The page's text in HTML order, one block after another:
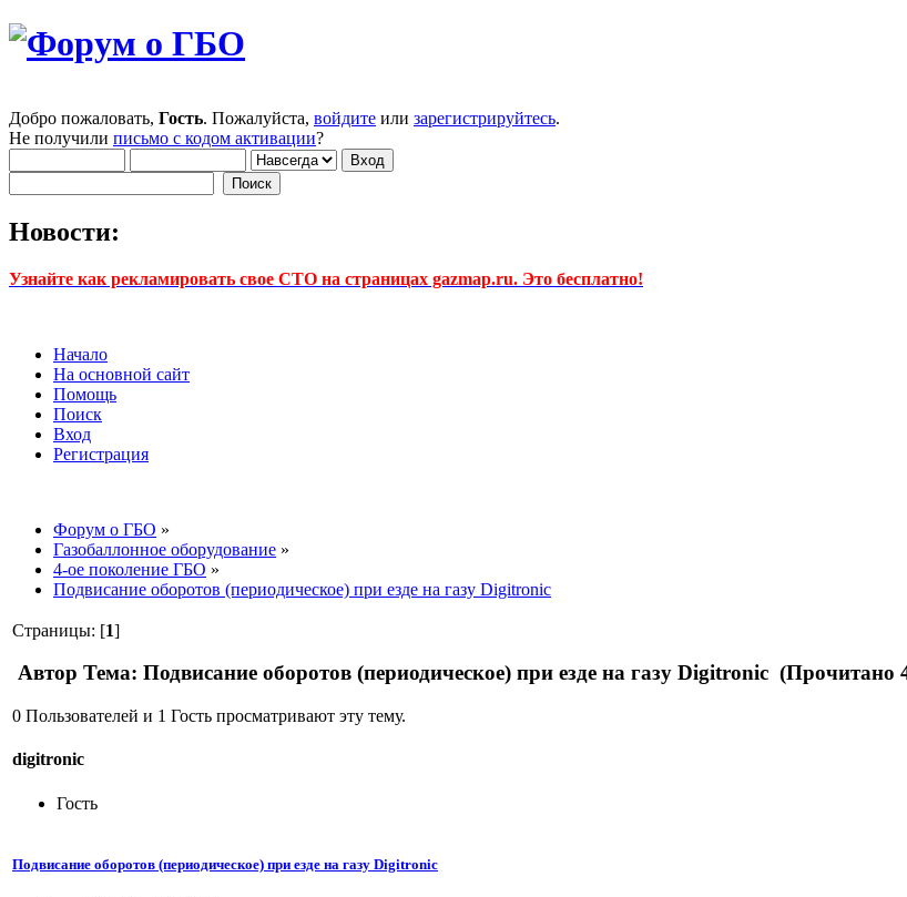
Добро пожаловать, Гость. Пожалуйста, войдите или зарегистрируйтесь.
Не получили письмо с кодом активации?
Новости:
Узнайте как рекламировать свое СТО на страницах gazmap.ru. Это бесплатно!
Начало
На основной сайт
Помощь
Поиск
Вход
Регистрация
Форум о ГБО »
Газобаллонное оборудование »
4-ое поколение ГБО »
Подвисание оборотов (периодическое) при езде на газу Digitronic
Страницы: [1]
Автор Тема: Подвисание оборотов (периодическое) при езде на газу Digitronic (Прочитано
0 Пользователей и 1 Гость просматривают эту тему.
digitronic
Гость
Подвисание оборотов (периодическое) при езде на газу Digitronic